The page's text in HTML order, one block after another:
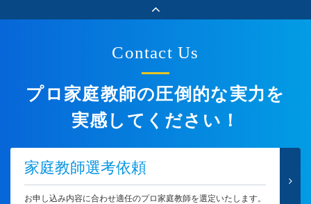
Contact Us
プロ家庭教師の圧倒的な実力を
実感してください！
家庭教師選考依頼
お申し込み内容に合わせ適任のプロ家庭教師を選定いたします。